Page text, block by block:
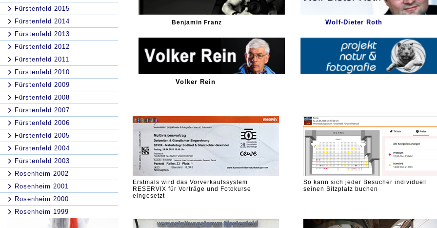
Fürstenfeld 2015
Fürstenfeld 2014
Fürstenfeld 2013
Fürstenfeld 2012
Fürstenfeld 2011
Fürstenfeld 2010
Fürstenfeld 2009
Fürstenfeld 2008
Fürstenfeld 2007
Fürstenfeld 2006
Fürstenfeld 2005
Fürstenfeld 2004
Fürstenfeld 2003
Rosenheim 2002
Rosenheim 2001
Rosenheim 2000
Rosenheim 1999
Benjamin Franz Wolf-Dieter Roth
Volker Rein
Erstmals wird das Vorverkaufssystem
RESERVIX für Vorträge und Fotokurse
eingesetzt
So kann sich jeder Besucher individuell
seinen Sitzplatz buchen